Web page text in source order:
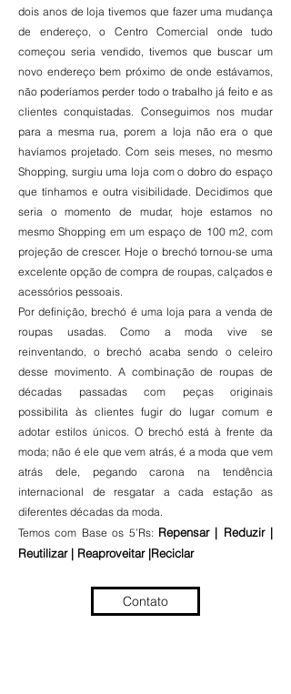
dois anos de loja tivemos que fazer uma mudança
de endereço, o Centro Comercial onde tudo
começou seria vendido, tivemos que buscar um
novo endereço bem próximo de onde estávamos,
não poderíamos perder todo o trabalho já feito e as
clientes conquistadas. Conseguimos nos mudar
para a mesma rua, porem a loja não era o que
havíamos projetado. Com seis meses, no mesmo
Shopping, surgiu uma loja com o dobro do espaço
que tínhamos e outra visibilidade. Decidimos que
seria o momento de mudar, hoje estamos no
mesmo Shopping em um espaço de 100 m2, com
projeção de crescer. Hoje o brechó tornou-se uma
excelente opção de compra de roupas, calçados e
acessórios pessoais.
Por definição, brechó é uma loja para a venda de
roupas usadas. Como a moda vive se
reinventando, o brechó acaba sendo o celeiro
desse movimento. A combinação de roupas de
décadas passadas com peças originais
possibilita às clientes fugir do lugar comum e
adotar estilos únicos. O brechó está à frente da
moda; não é ele que vem atrás, é a moda que vem
atrás dele, pegando carona na tendência
internacional de resgatar a cada estação as
diferentes décadas da moda.
Temos com Base os 5’Rs: Repensar | Reduzir |
Reutilizar | Reaproveitar |Reciclar
Contato